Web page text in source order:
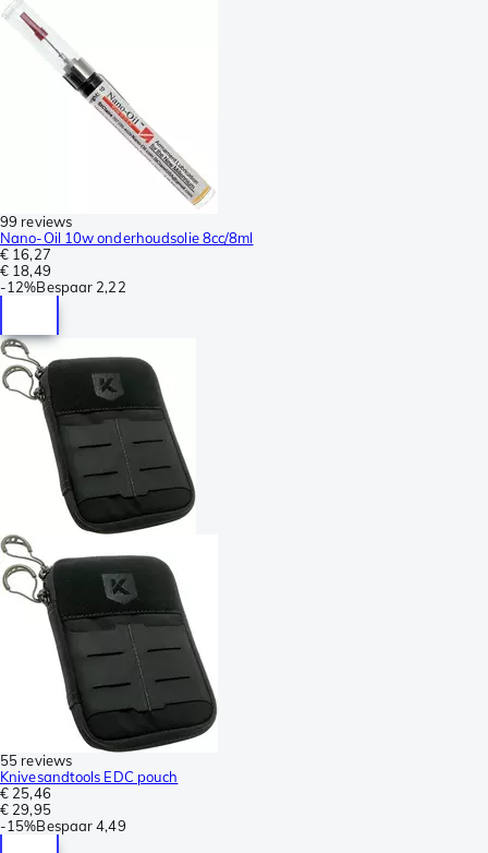
99 reviews
Nano-Oil 10w onderhoudsolie 8cc/8ml
€ 16,27
€ 18,49
-12%Bespaar 2,22
55 reviews
Knivesandtools EDC pouch
€ 25,46
€ 29,95
-15%Bespaar 4,49